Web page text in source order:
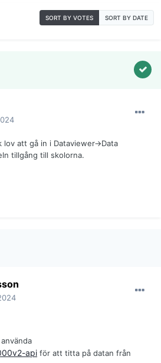
SORT BY VOTES SORT BY DATE
att gå in i Dataviewer->Data
tillgång till skolorna.
api för att titta på datan från